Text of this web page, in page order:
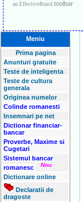
an EffectiveBrand toolbar
Meniu
Prima pagina
Anunturi gratuite
Teste de inteligenta
Teste de cultura
generala
Originea numelor
Colinde romanesti
Insemnari pe net
Dictionar financiar-
bancar
Proverbe, Maxime si
Cugetari
Sistemul bancar
romanesc
Nou
Dictionare online
Declaratii de
dragoste